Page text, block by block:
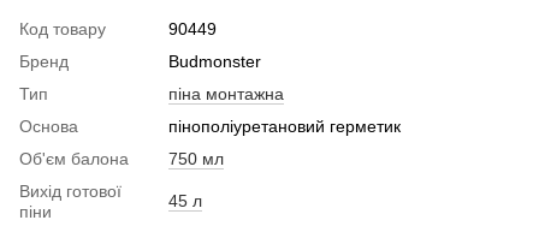
Код товару
90449
Бренд
Budmonster
Тип
піна монтажна
Основа
пінополіуретановий герметик
Об'єм балона
750 мл
Вихід готової
піни
45 л